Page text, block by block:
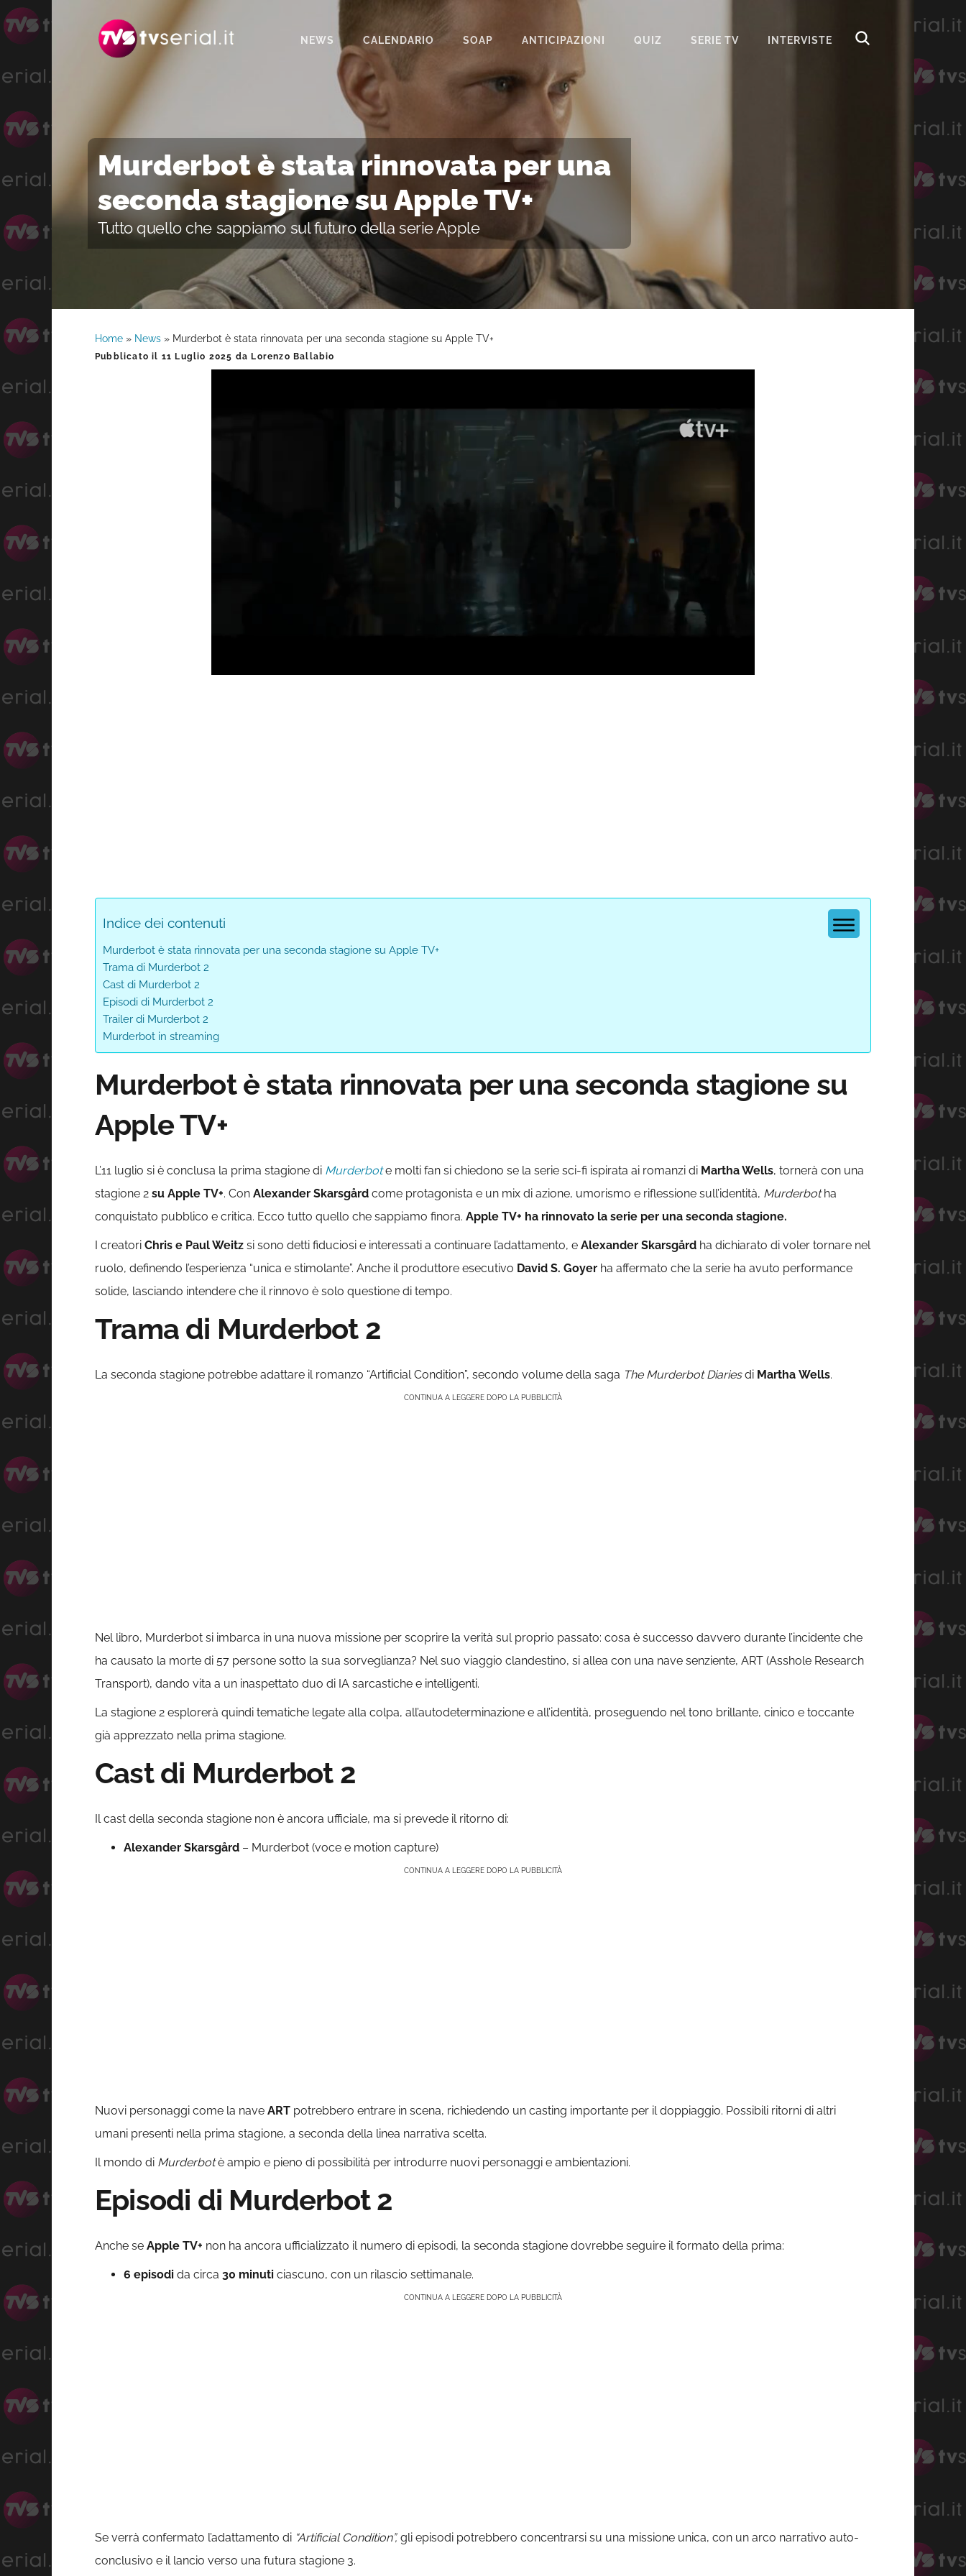
navigazione
contenuto
NEWS CALENDARIO SOAP
BEAUTIFUL
IL PARADISO DELLE SIGNORE
SEGRETI DI FAMIGLIA
TEMPESTA D’AMORE
UN POSTO AL SOLE
ANTICIPAZIONI QUIZ SERIE TV INTERVISTE
Murderbot è stata rinnovata per una
seconda stagione su Apple TV+
Tutto quello che sappiamo sul futuro della serie Apple
Home » News » Murderbot è stata rinnovata per una seconda stagione su Apple TV+
Pubblicato il 11 Luglio 2025 da Lorenzo Ballabio
0%
0%
Indice dei contenuti
Murderbot è stata rinnovata per una seconda stagione su Apple TV+
Trama di Murderbot 2
Cast di Murderbot 2
Episodi di Murderbot 2
Trailer di Murderbot 2
Murderbot in streaming
Murderbot è stata rinnovata per una seconda stagione su
Apple TV+
L’11 luglio si è conclusa la prima stagione di Murderbote molti fan si chiedono se la serie sci-fi ispirata ai romanzi di Martha Wells, tornerà con una
stagione 2 su Apple TV+. Con Alexander Skarsgård come protagonista e un mix di azione, umorismo e riflessione sull’identità, Murderbotha
conquistato pubblico e critica. Ecco tutto quello che sappiamo finora. Apple TV+ ha rinnovato la serie per una seconda stagione.
I creatori Chris e Paul Weitz si sono detti fiduciosi e interessati a continuare l’adattamento, e Alexander Skarsgård ha dichiarato di voler tornare nel
ruolo, definendo l’esperienza “unica e stimolante”. Anche il produttore esecutivo David S. Goyer ha affermato che la serie ha avuto performance
solide, lasciando intendere che il rinnovo è solo questione di tempo.
Trama di Murderbot 2
La seconda stagione potrebbe adattare il romanzo “Artificial Condition”, secondo volume della saga The Murderbot Diariesdi Martha Wells.
CONTINUA A LEGGERE DOPO LA PUBBLICITÀ
Nel libro, Murderbot si imbarca in una nuova missione per scoprire la verità sul proprio passato: cosa è successo davvero durante l’incidente che
ha causato la morte di 57 persone sotto la sua sorveglianza? Nel suo viaggio clandestino, si allea con una nave senziente, ART (Asshole Research
Transport), dando vita a un inaspettato duo di IA sarcastiche e intelligenti.
La stagione 2 esplorerà quindi tematiche legate alla colpa, all’autodeterminazione e all’identità, proseguendo nel tono brillante, cinico e toccante
già apprezzato nella prima stagione.
Cast di Murderbot 2
Il cast della seconda stagione non è ancora ufficiale, ma si prevede il ritorno di:
Alexander Skarsgård – Murderbot (voce e motion capture)
CONTINUA A LEGGERE DOPO LA PUBBLICITÀ
Nuovi personaggi come la nave ART potrebbero entrare in scena, richiedendo un casting importante per il doppiaggio. Possibili ritorni di altri
umani presenti nella prima stagione, a seconda della linea narrativa scelta.
Il mondo di Murderbotè ampio e pieno di possibilità per introdurre nuovi personaggi e ambientazioni.
Episodi di Murderbot 2
Anche se Apple TV+ non ha ancora ufficializzato il numero di episodi, la seconda stagione dovrebbe seguire il formato della prima:
6 episodi da circa 30 minuti ciascuno, con un rilascio settimanale.
CONTINUA A LEGGERE DOPO LA PUBBLICITÀ
Se verrà confermato l’adattamento di “Artificial Condition”, gli episodi potrebbero concentrarsi su una missione unica, con un arco narrativo auto-
conclusivo e il lancio verso una futura stagione 3.
Barra